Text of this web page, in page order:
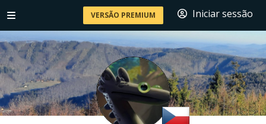
VERSÃO PREMIUM Iniciar sessão